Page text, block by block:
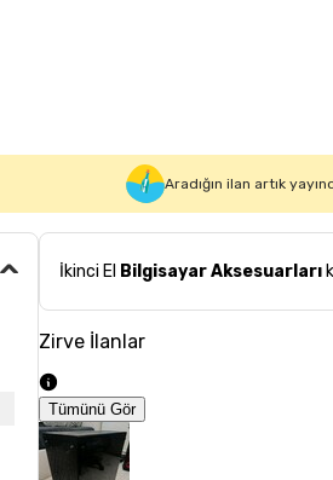
Aradığın ilan artık
İkinci El Bilgisayar Aksesuarları
Zirve İlanlar
Tümünü Gör